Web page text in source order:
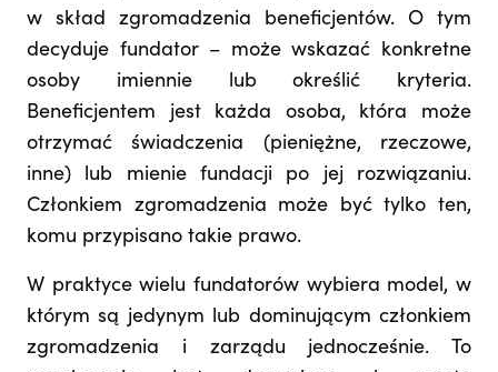
w skład zgromadzenia beneficjentów. O tym
decyduje fundator – może wskazać konkretne
osoby imiennie lub określić kryteria.
Beneficjentem jest każda osoba, która może
otrzymać świadczenia (pieniężne, rzeczowe,
inne) lub mienie fundacji po jej rozwiązaniu.
Członkiem zgromadzenia może być tylko ten,
komu przypisano takie prawo.
W praktyce wielu fundatorów wybiera model, w
którym są jedynym lub dominującym członkiem
zgromadzenia i zarządu jednocześnie. To